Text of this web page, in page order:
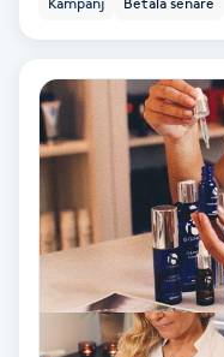
Babylights
Balayage
Bambumassage